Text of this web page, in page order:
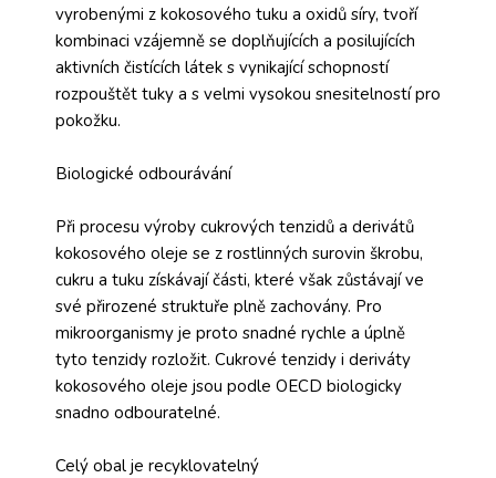
vyrobenými z kokosového tuku a oxidů síry, tvoří
kombinaci vzájemně se doplňujících a posilujících
aktivních čistících látek s vynikající schopností
rozpouštět tuky a s velmi vysokou snesitelností pro
pokožku.
Biologické odbourávání
Při procesu výroby cukrových tenzidů a derivátů
kokosového oleje se z rostlinných surovin škrobu,
cukru a tuku získávají části, které však zůstávají ve
své přirozené struktuře plně zachovány. Pro
mikroorganismy je proto snadné rychle a úplně
tyto tenzidy rozložit. Cukrové tenzidy i deriváty
kokosového oleje jsou podle OECD biologicky
snadno odbouratelné.
Celý obal je recyklovatelný